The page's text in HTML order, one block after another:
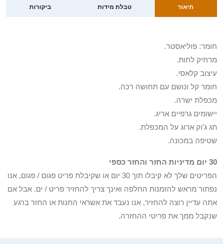
תיאור טבלת מידות ביקורות
חומר: פוליאסטר.
מרחיק לחות.
עיצוב קלאסי.
חומר קל ונושם עם תחושה רכה.
מכפלת ישרה.
יישומים גרפיים אריג.
תג ג'וק ארוג על המכפלת.
שטיפה במכונה.
30 יום מדיניות החזר והחזר כספי
הפריטים שלך לא קיבלו תוך 30 יום או שקיבלת פריט פגום / פגום, אנו
נפתור מראש להזמנות החלפה ואינך צריך להחזיר פריט / ים. אבל אם
אתה עדיין רוצה להחזיר, אנו נעבד את אשראי החנות או החזר ברגע
שנקבל ממך את פריטי ההחזרה.